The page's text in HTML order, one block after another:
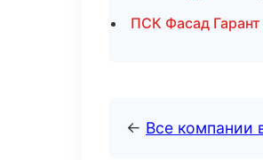
ПСК Фасад Гарант
← Все компании